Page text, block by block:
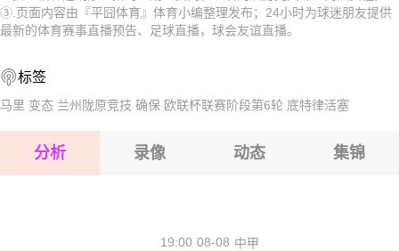
2026-08-15 【球会友谊】 FC施滕达尔乐VS柏林迪纳摩
2026-08-15 【球会友谊】 FC施滕达尔乐VS柏林迪纳摩
2026-08-15 【球会友谊】 FC施滕达尔乐VS柏林迪纳摩
③.页面内容由『平囧体育』体育小编整理发布；24小时为球迷朋友提供
最新的体育赛事直播预告、足球直播，球会友谊直播。
标签
马里 变态 兰州陇原竞技 确保 欧联杯联赛阶段第6轮 底特律活塞
分析 录像 动态 集锦
08-08
19:00 中甲